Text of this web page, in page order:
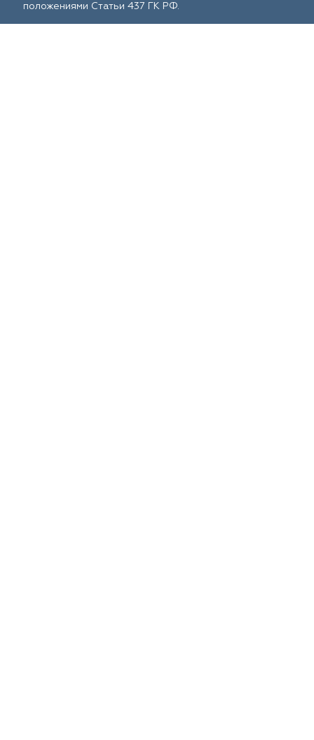
положениями Статьи 437 ГК РФ.